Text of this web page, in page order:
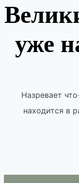
уже
Назревает
находится в